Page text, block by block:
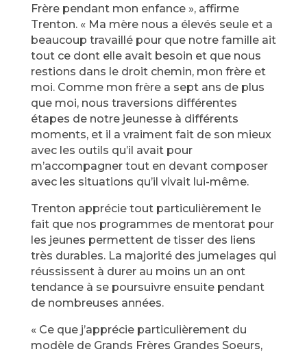
Frère pendant mon enfance », affirme
Trenton. « Ma mère nous a élevés seule et a
beaucoup travaillé pour que notre famille ait
tout ce dont elle avait besoin et que nous
restions dans le droit chemin, mon frère et
moi. Comme mon frère a sept ans de plus
que moi, nous traversions différentes
étapes de notre jeunesse à différents
moments, et il a vraiment fait de son mieux
avec les outils qu’il avait pour
m’accompagner tout en devant composer
avec les situations qu’il vivait lui-même.
Trenton apprécie tout particulièrement le
fait que nos programmes de mentorat pour
les jeunes permettent de tisser des liens
très durables. La majorité des jumelages qui
réussissent à durer au moins un an ont
tendance à se poursuivre ensuite pendant
de nombreuses années.
« Ce que j’apprécie particulièrement du
modèle de Grands Frères Grandes Soeurs,